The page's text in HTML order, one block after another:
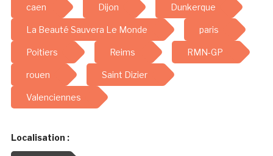
caen Dijon Dunkerque
La Beauté Sauvera Le Monde paris
Poitiers Reims RMN-GP
rouen Saint Dizier
Valenciennes
Localisation :